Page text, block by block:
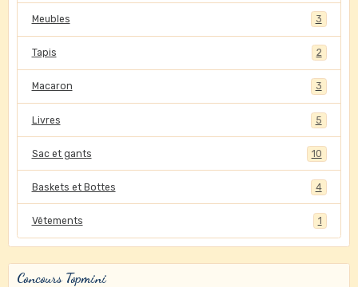
Meubles 3
Tapis 2
Macaron 3
Livres 5
Sac et gants 10
Baskets et Bottes 4
Vêtements 1
Concours Topmini